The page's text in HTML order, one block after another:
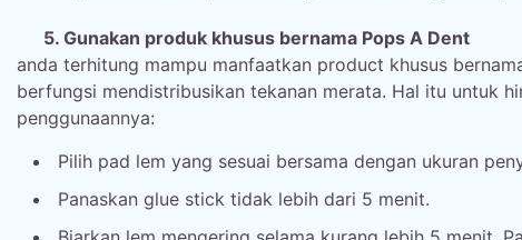
5. Gunakan produk khusus bernama Pops A Dent
anda terhitung mampu manfaatkan product khusus
berfungsi mendistribusikan tekanan merata. Hal itu untuk
penggunaannya:
Pilih pad lem yang sesuai bersama dengan ukuran
Panaskan glue stick tidak lebih dari 5 menit.